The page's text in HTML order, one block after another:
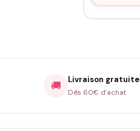
🚚 Livraison gratuite
Dès 60€ d'achat